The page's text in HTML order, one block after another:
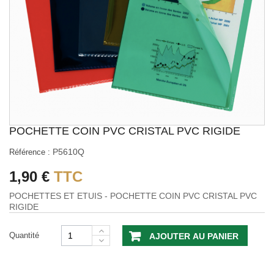
POCHETTE COIN PVC CRISTAL PVC RIGIDE
Référence : P5610Q
1,90 € TTC
POCHETTES ET ETUIS - POCHETTE COIN PVC CRISTAL PVC
RIGIDE
Quantité AJOUTER AU PANIER